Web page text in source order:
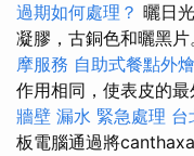
過期如何處理？ 曬日
凝膠，古銅色和曬黑片
摩服務 自助式餐點外燴
作用相同，使表皮的最
牆壁 漏水 緊急處理 台
板電腦通過將